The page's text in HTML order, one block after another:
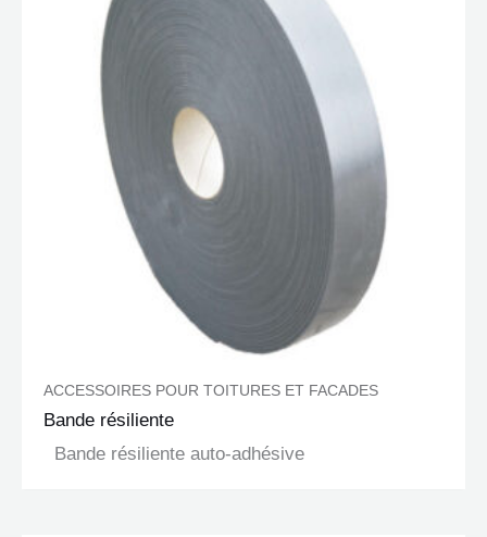
ACCESSOIRES POUR TOITURES ET FACADES
Bande résiliente
Bande résiliente auto-adhésive